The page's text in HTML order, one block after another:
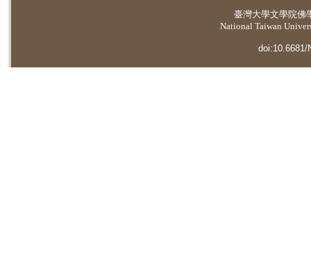
臺灣大學文學院佛
National Taiwan
doi:10.6681/